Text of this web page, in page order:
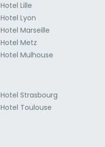
Hotel Lille
Hotel Lyon
Hotel Marseille
Hotel Metz
Hotel Mulhouse
Hotel Strasbourg
Hotel Toulouse